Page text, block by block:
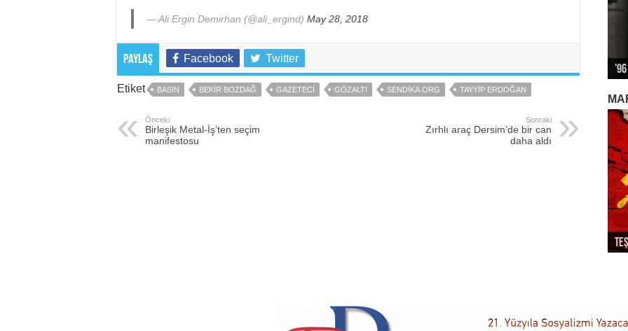
— Ali Ergin Demirhan (@ali_ergind) May 28, 2018
Paylaş Facebook Twitter
Etiket BASIN BEKIR BOZDAĞ GAZETECI GÖZALTI SENDIKA.ORG TAYYIP ERDOĞAN
Önceki
Birleşik Metal-İş’ten seçim
manifestosu
Sonraki
Zırhlı araç Dersim’de bir can
daha aldı
12